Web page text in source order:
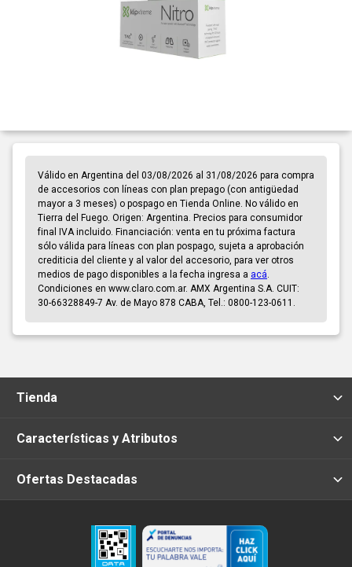
Válido en Argentina del 03/08/2026 al 31/08/2026 para compra
de accesorios con líneas con plan prepago (con antigüedad
mayor a 3 meses) o pospago en Tienda Online. No válido en
Tierra del Fuego. Origen: Argentina. Precios para consumidor
final IVA incluido. Financiación: venta en tu próxima factura
sólo válida para líneas con plan pospago, sujeta a aprobación
crediticia del cliente y al valor del accesorio, para ver otros
medios de pago disponibles a la fecha ingresa a acá
Condiciones en www.claro.com.ar. AMX Argentina S.A. CUIT:
30-66328849-7 Av. de Mayo 878 CABA, Tel.: 0800-123-0611.
Tienda
Características y Atributos
Ofertas Destacadas